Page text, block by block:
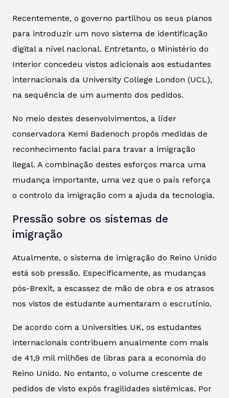
Recentemente, o governo partilhou os seus planos
para introduzir um novo sistema de identificação
digital a nível nacional. Entretanto, o Ministério do
Interior concedeu vistos adicionais aos estudantes
internacionais da University College London (UCL),
na sequência de um aumento dos pedidos.
No meio destes desenvolvimentos, a líder
conservadora Kemi Badenoch propôs medidas de
reconhecimento facial para travar a imigração
ilegal. A combinação destes esforços marca uma
mudança importante, uma vez que o país reforça
o controlo da imigração com a ajuda da tecnologia.
Pressão sobre os sistemas de
imigração
Atualmente, o sistema de imigração do Reino Unido
está sob pressão. Especificamente, as mudanças
pós-Brexit, a escassez de mão de obra e os atrasos
nos vistos de estudante aumentaram o escrutínio.
De acordo com a Universities UK, os estudantes
internacionais contribuem anualmente com mais
de 41,9 mil milhões de libras para a economia do
Reino Unido. No entanto, o volume crescente de
pedidos de visto expôs fragilidades sistémicas. Por